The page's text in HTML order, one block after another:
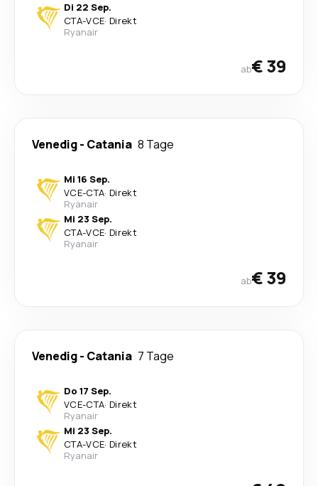
Di 22 Sep.
CTA-VCE· Direkt
Ryanair
ab€ 39
Venedig- Catania 8 Tage
Mi 16 Sep.
VCE-CTA· Direkt
Ryanair
Mi 23 Sep.
CTA-VCE· Direkt
Ryanair
ab€ 39
Venedig- Catania 7 Tage
Do 17 Sep.
VCE-CTA· Direkt
Ryanair
Mi 23 Sep.
CTA-VCE· Direkt
Ryanair